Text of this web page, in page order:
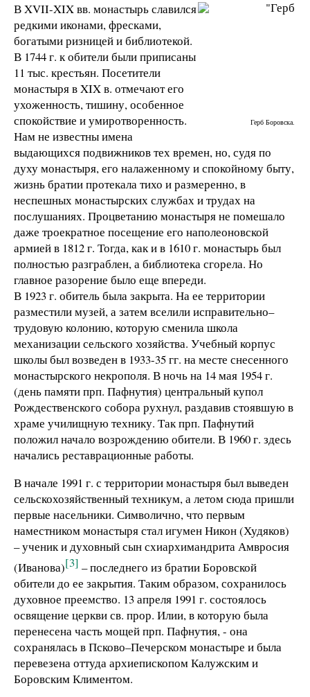
Герб Боровска.
В XVII-XIX вв. монастырь славился
редкими иконами, фресками,
богатыми ризницей и библиотекой.
В 1744 г. к обители были приписаны
11 тыс. крестьян. Посетители
монастыря в XIX в. отмечают его
ухоженность, тишину, особенное
спокойствие и умиротворенность.
Нам не известны имена
выдающихся подвижников тех времен, но, судя по
духу монастыря, его налаженному и спокойному быту,
жизнь братии протекала тихо и размеренно, в
неспешных монастырских службах и трудах на
послушаниях. Процветанию монастыря не помешало
даже троекратное посещение его наполеоновской
армией в 1812 г. Тогда, как и в 1610 г. монастырь был
полностью разграблен, а библиотека сгорела. Но
главное разорение было еще впереди.
В 1923 г. обитель была закрыта. На ее территории
разместили музей, а затем вселили исправительно–
трудовую колонию, которую сменила школа
механизации сельского хозяйства. Учебный корпус
школы был возведен в 1933-35 гг. на месте снесенного
монастырского некрополя. В ночь на 14 мая 1954 г.
(день памяти прп. Пафнутия) центральный купол
Рождественского собора рухнул, раздавив стоявшую в
храме училищную технику. Так прп. Пафнутий
положил начало возрождению обители. В 1960 г. здесь
начались реставрационные работы.
В начале 1991 г. с территории монастыря был выведен
сельскохозяйственный техникум, а летом сюда пришли
первые насельники. Символично, что первым
наместником монастыря стал игумен Никон (Худяков)
– ученик и духовный сын схиархимандрита Амвросия
(Иванова)[3] – последнего из братии Боровской
обители до ее закрытия. Таким образом, сохранилось
духовное преемство. 13 апреля 1991 г. состоялось
освящение церкви св. прор. Илии, в которую была
перенесена часть мощей прп. Пафнутия, - она
сохранялась в Псково–Печерском монастыре и была
перевезена оттуда архиепископом Калужским и
Боровским Климентом.